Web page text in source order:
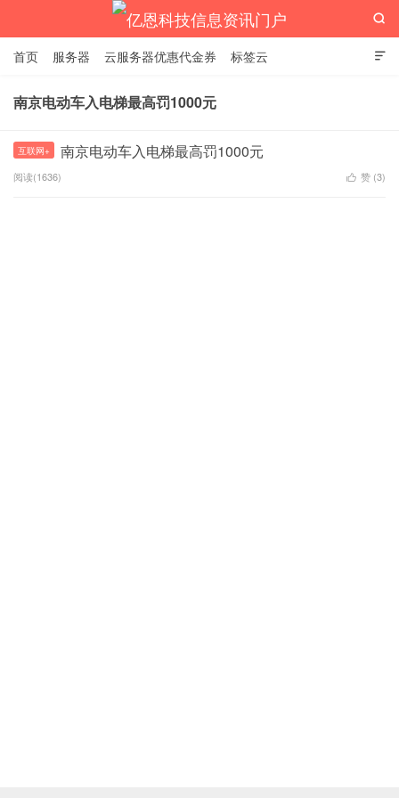
亿恩科技信息资讯门户

首页 服务器 云服务器优惠代金券 标签云

南京电动车入电梯最高罚1000元
互联网+ 南京电动车入电梯最高罚1000元
阅读(1636)  赞 (3)